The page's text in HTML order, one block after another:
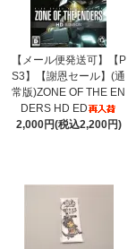
【メール便発送可】【P
S3】【謝恩セール】(通
常版)ZONE OF THE EN
DERS HD ED
2,000円(税込2,200円)